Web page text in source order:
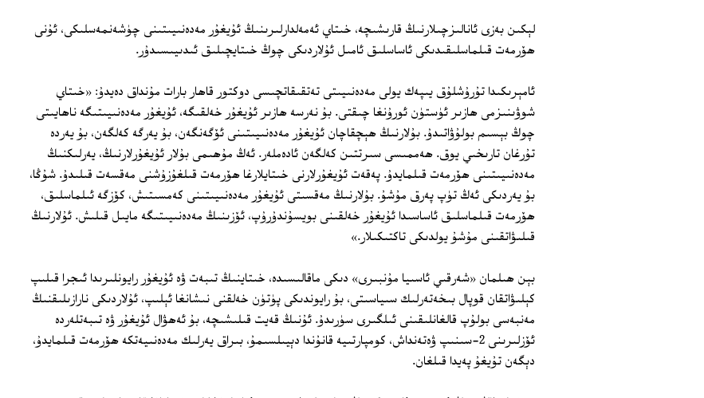
لېكىن بەزى ئانالىزچىلارنىڭ قارىشىچە، خىتاي ئەمەلدارلىرىنىڭ ئۇيغۇر مەدەنىيىتىنى چۈشەنمەسلىكى، ئۇنى
ھۆرمەت قىلماسلىقىدىكى ئاساسلىق ئامىل ئۇلاردىكى چوڭ خىتايچىلىق ئىدىيىسىدۇر.
ئامېرىكىدا تۇرۇشلۇق يىپەك يولى مەدەنىيىتى تەتقىقاتچىسى دوكتور قاھار بارات مۇنداق دەيدۇ: «خىتاي
شوۋىنىزمى ھازىر ئۈستۈن ئورۇنغا چىقتى. بۇ نەرسە ھازىر ئۇيغۇر خەلقىگە، ئۇيغۇر مەدەنىيىتىگە ناھايىتى
چوڭ بېسىم بولۇۋاتىدۇ. بۇلارنىڭ ھېچقاچان ئۇيغۇر مەدەنىيىتىنى ئۆگەنگەن، بۇ يەرگە كەلگەن، بۇ يەردە
تۇرغان تارىخىي يوق. ھەممىسى سىرتتىن كەلگەن ئادەملەر. ئەڭ مۇھىمى بۇلار ئۇيغۇرلارنىڭ، يەرلىكنىڭ
مەدەنىيىتىنى ھۆرمەت قىلمايدۇ. پەقەت ئۇيغۇرلارنى خىتايلارغا ھۆرمەت قىلغۇزۇشنى مەقسەت قىلىدۇ. شۇڭا،
بۇ يەردىكى ئەڭ تۈپ پەرق مۇشۇ. بۇلارنىڭ مەقسىتى ئۇيغۇر مەدەنىيىتىنى كەمسىتىش، كۆزگە ئىلماسلىق،
ھۆرمەت قىلماسلىق ئاساسىدا ئۇيغۇر خەلقىنى بويسۇندۇرۇپ، ئۆزىنىڭ مەدەنىيىتىگە مايىل قىلىش. ئۇلارنىڭ
قىلىۋاتقىنى مۇشۇ يولدىكى تاكتىكىلار.»
بېن ھىلمان «شەرقىي ئاسىيا مۇنبىرى» دىكى ماقالىسىدە، خىتاينىڭ تىبەت ۋە ئۇيغۇر رايونلىرىدا ئىجرا قىلىپ
كېلىۋاتقان قوپال بىخەتەرلىك سىياسىتى، بۇ رايوندىكى پۈتۈن خەلقنى نىشانغا ئېلىپ، ئۇلاردىكى نارازىلىقنىڭ
مەنبەسى بولۇپ قالغانلىقىنى ئىلگىرى سۈرىدۇ. ئۇنىڭ قەيت قىلىشىچە، بۇ ئەھۋال ئۇيغۇر ۋە تىبەتلەردە
ئۆزلىرىنى 2‏‏-سىنىپ ۋەتەنداش، كومپارتىيە قانۇندا دېيىلسىمۇ، بىراق يەرلىك مەدەنىيەتكە ھۆرمەت قىلمايدۇ،
دېگەن تۇيغۇ پەيدا قىلغان.